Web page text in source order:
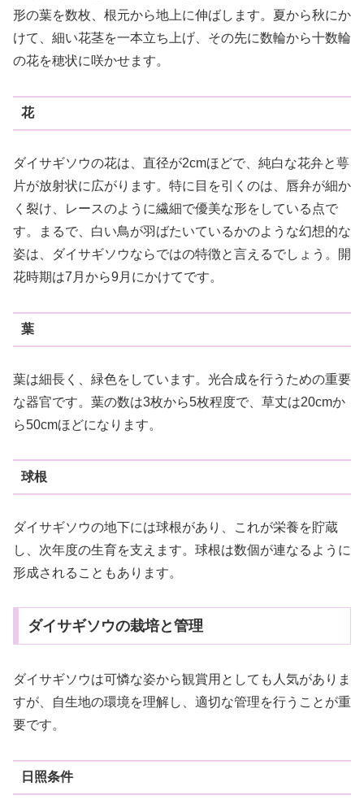
形の葉を数枚、根元から地上に伸ばします。夏から秋にか
けて、細い花茎を一本立ち上げ、その先に数輪から十数輪
の花を穂状に咲かせます。
花
ダイサギソウの花は、直径が2cmほどで、純白な花弁と萼
片が放射状に広がります。特に目を引くのは、唇弁が細か
く裂け、レースのように繊細で優美な形をしている点で
す。まるで、白い鳥が羽ばたいているかのような幻想的な
姿は、ダイサギソウならではの特徴と言えるでしょう。開
花時期は7月から9月にかけてです。
葉
葉は細長く、緑色をしています。光合成を行うための重要
な器官です。葉の数は3枚から5枚程度で、草丈は20cmか
ら50cmほどになります。
球根
ダイサギソウの地下には球根があり、これが栄養を貯蔵
し、次年度の生育を支えます。球根は数個が連なるように
形成されることもあります。
ダイサギソウの栽培と管理
ダイサギソウは可憐な姿から観賞用としても人気がありま
すが、自生地の環境を理解し、適切な管理を行うことが重
要です。
日照条件